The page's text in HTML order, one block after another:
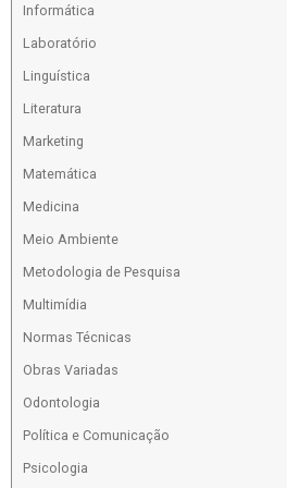
Informática
Laboratório
Linguística
Literatura
Marketing
Matemática
Medicina
Meio Ambiente
Metodologia de Pesquisa
Multimídia
Normas Técnicas
Obras Variadas
Odontologia
Política e Comunicação
Psicologia